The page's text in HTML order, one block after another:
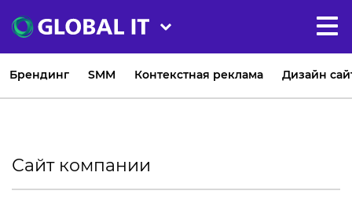
Брендинг SMM Контекстная реклама Дизайн
Сайт компании